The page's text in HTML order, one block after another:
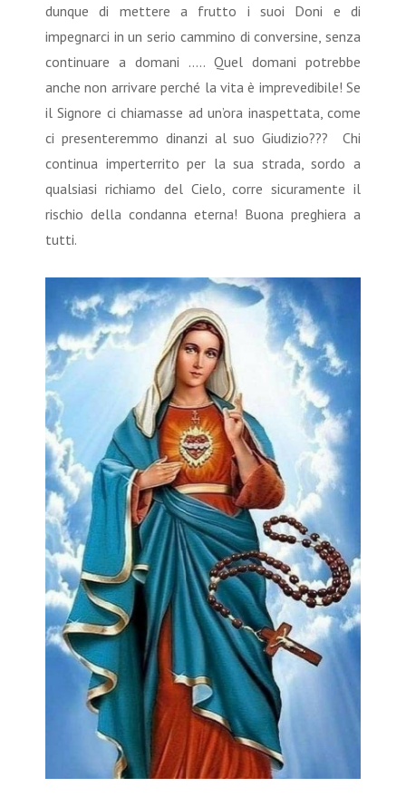
dunque di mettere a frutto i suoi Doni e di
impegnarci in un serio cammino di conversine, senza
continuare a domani ….. Quel domani potrebbe
anche non arrivare perché la vita è imprevedibile! Se
il Signore ci chiamasse ad un’ora inaspettata, come
ci presenteremmo dinanzi al suo Giudizio??? Chi
continua imperterrito per la sua strada, sordo a
qualsiasi richiamo del Cielo, corre sicuramente il
rischio della condanna eterna! Buona preghiera a
tutti.